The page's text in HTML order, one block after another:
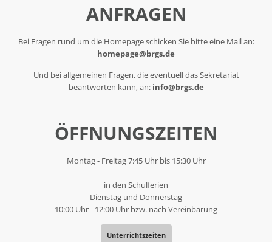
ANFRAGEN
Bei Fragen rund um die Homepage schicken Sie bitte eine Mail an:
homepage@brgs.de
Und bei allgemeinen Fragen, die eventuell das Sekretariat
beantworten kann, an: info@brgs.de
ÖFFNUNGSZEITEN
Montag - Freitag 7:45 Uhr bis 15:30 Uhr
in den Schulferien
Dienstag und Donnerstag
10:00 Uhr - 12:00 Uhr bzw. nach Vereinbarung
Unterrichtszeiten